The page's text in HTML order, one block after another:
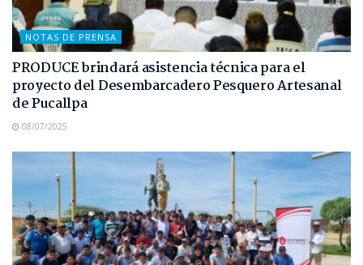
NOTAS DE PRENSA
PRODUCE brindará asistencia técnica para el
proyecto del Desembarcadero Pesquero Artesanal
de Pucallpa
08/07/2025